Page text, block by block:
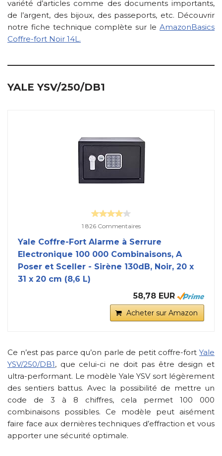
variété d’articles comme des documents importants,
de l’argent, des bijoux, des passeports, etc. Découvrir
notre fiche technique complète sur le AmazonBasics
Coffre-fort Noir 14L.
YALE YSV/250/DB1
1 826 Commentaires
Yale Coffre-Fort Alarme à Serrure
Electronique 100 000 Combinaisons, A
Poser et Sceller - Sirène 130dB, Noir, 20 x
31 x 20 cm (8,6 L)
58,78 EUR
Acheter sur Amazon
Ce n’est pas parce qu’on parle de petit coffre-fort Yale
YSV/250/DB1, que celui-ci ne doit pas être design et
ultra-performant. Le modèle Yale YSV sort légèrement
des sentiers battus. Avec la possibilité de mettre un
code de 3 à 8 chiffres, cela permet 100 000
combinaisons possibles. Ce modèle peut aisément
faire face aux dernières techniques d’effraction et vous
apporter une sécurité optimale.